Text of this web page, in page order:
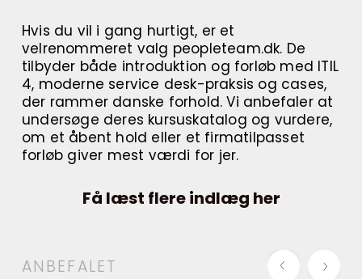
Hvis du vil i gang hurtigt, er et
velrenommeret valg peopleteam.dk. De
tilbyder både introduktion og forløb med ITIL
4, moderne service desk-praksis og cases,
der rammer danske forhold. Vi anbefaler at
undersøge deres kursuskatalog og vurdere,
om et åbent hold eller et firmatilpasset
forløb giver mest værdi for jer.
Få læst flere indlæg her
ANBEFALET